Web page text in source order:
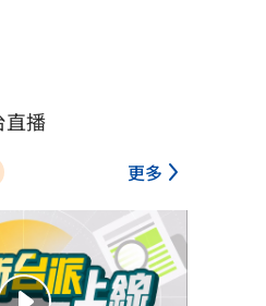
直播
更多